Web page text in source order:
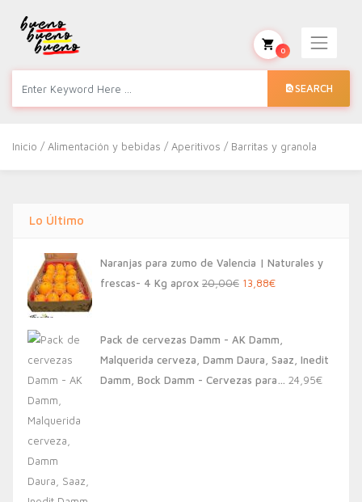
SEARCH
0
Inicio /Alimentación y bebidas /Aperitivos / Barritas y granola
Lo Último
Naranjas para zumo de Valencia | Naturales y
frescas- 4 Kg aprox 20,00€ El
era:
20,00€.
13,88€El
es:
13,88€.
Pack de cervezas Damm - AK Damm,
Malquerida cerveza, Damm Daura, Saaz, Inedit
Damm, Bock Damm - Cervezas para… 24,95€